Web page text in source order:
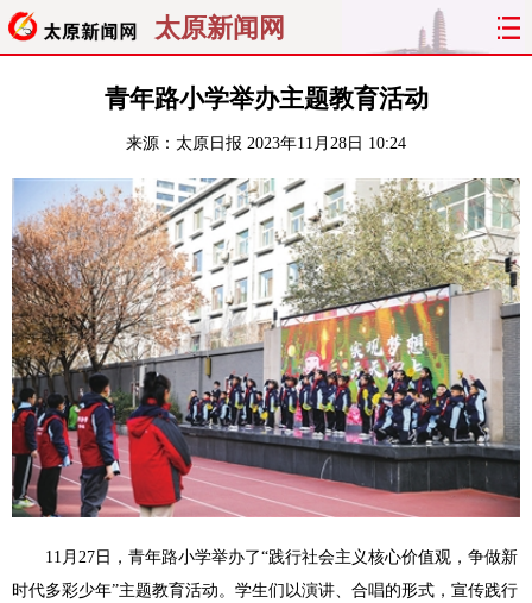
太原新闻网
聚焦 太原
关注 文明
纵横 曝光 综合 专题
旅游 理财 政务 教育
看天下 晋月读 最太原 网罗民生
太原日报 太原晚报 热评 社区
青年路小学举办主题教育活动
来源： 太原日报 2023年11月28日 10:24
11月27日，青年路小学举办了“践行社会主义核心价值观，争做新
时代多彩少年”主题教育活动。学生们以演讲、合唱的形式，宣传践行